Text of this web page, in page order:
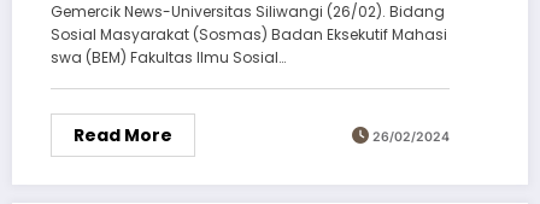
Gemercik News-Universitas Siliwangi (26/02). Bidang
Sosial Masyarakat (Sosmas) Badan Eksekutif Mahasi
swa (BEM) Fakultas Ilmu Sosial…
Read More 26/02/2024